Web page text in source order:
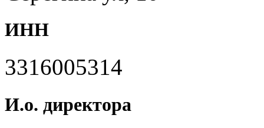
ИНН
3316005314
И.о. директора